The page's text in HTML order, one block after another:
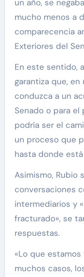
un año, se
mucho menos a
comparecencia
Exteriores del
En este sentido,
garantiza que,
conduzca a un
Senado o para
podría ser el
un proceso que
hasta donde
Asimismo, Rubio
conversaciones
intermediarios y
fracturado», se
respuestas.
«Lo que
muchos casos,